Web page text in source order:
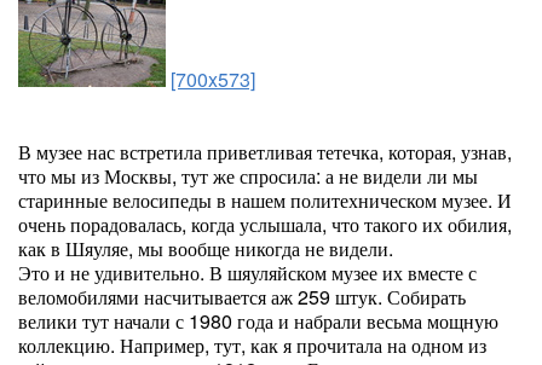
[700x573]
В музее нас встретила приветливая тетечка, которая, узнав,
что мы из Москвы, тут же спросила: а не видели ли мы
старинные велосипеды в нашем политехническом музее. И
очень порадовалась, когда услышала, что такого их обилия,
как в Шяуляе, мы вообще никогда не видели.
Это и не удивительно. В шяуляйском музее их вместе с
веломобилями насчитывается аж 259 штук. Собирать
велики тут начали с 1980 года и набрали весьма мощную
коллекцию. Например, тут, как я прочитала на одном из